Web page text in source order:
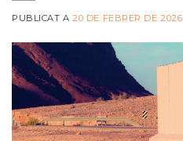
PUBLICAT A20 DE FEBRER DE 2026